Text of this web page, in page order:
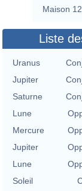
Maison 12
Liste
Uranus
Jupiter
Saturne
Lune
Mercure
Jupiter
Lune
Soleil